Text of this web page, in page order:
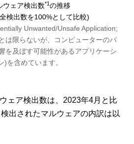
ウェア検出数*1の推移
検出数を100%として比較)
Unwanted/Unsafe Application;
は限らないが、コンピューターのパ
を及ぼす可能性があるアプリケーシ
)を含めています。
ェア検出数は、2023年4月と比
出されたマルウェアの内訳は以